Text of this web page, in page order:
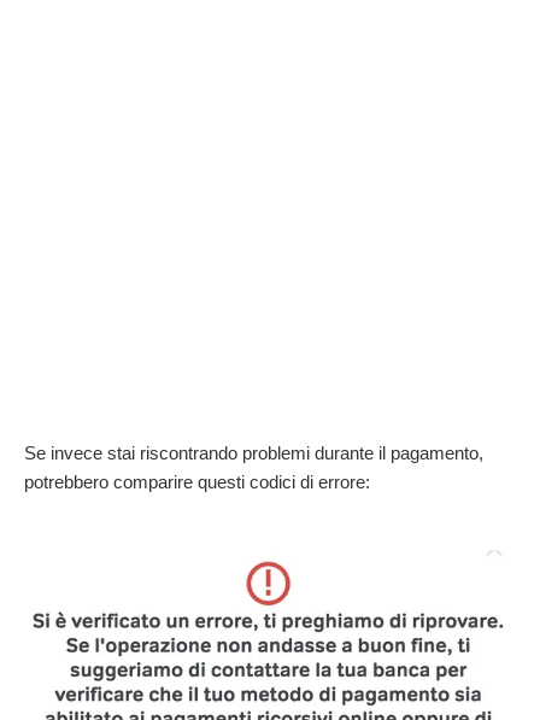
Se invece stai riscontrando problemi durante il pagamento,
potrebbero comparire questi codici di errore: